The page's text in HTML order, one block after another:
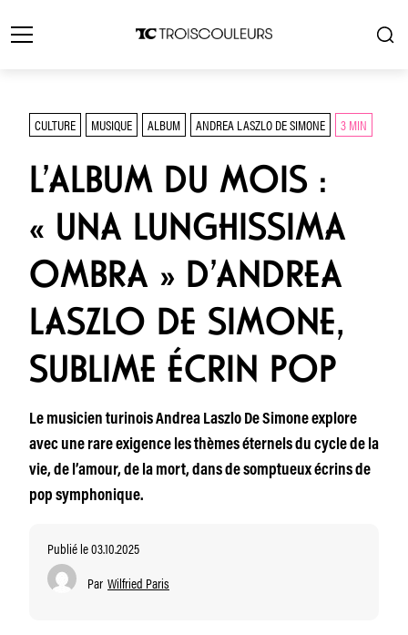
CULTURE MUSIQUE ALBUM ANDREA LASZLO DE SIMONE 3 MIN
L’ALBUM DU MOIS :
« UNA LUNGHISSIMA
OMBRA » D’ANDREA
LASZLO DE SIMONE,
SUBLIME ÉCRIN POP
Le musicien turinois Andrea Laszlo De Simone explore
avec une rare exigence les thèmes éternels du cycle de la
vie, de l’amour, de la mort, dans de somptueux écrins de
pop symphonique.
Publié le 03.10.2025
Par Wilfried Paris